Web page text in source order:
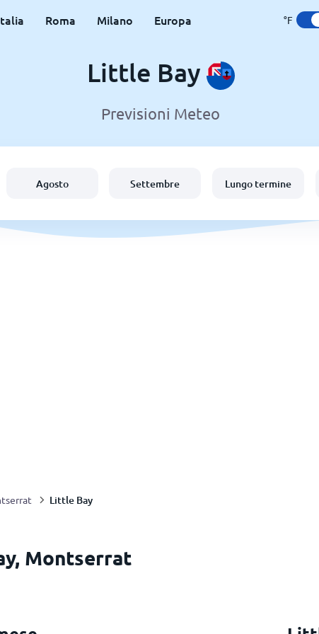
Roma Milano Europa °F
Little Bay
Previsioni Meteo
Agosto Settembre Lungo termine
Little Bay
Montserrat